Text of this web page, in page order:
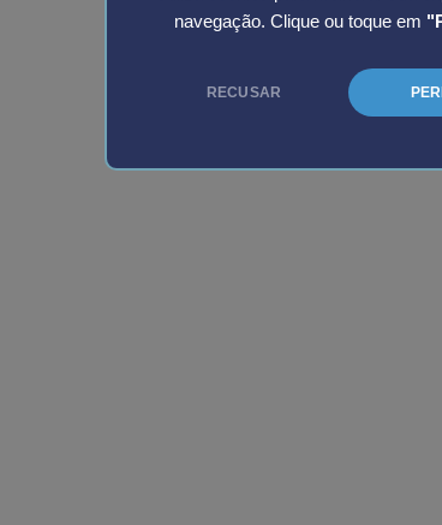
navegação. Clique ou toque em
RECUSAR